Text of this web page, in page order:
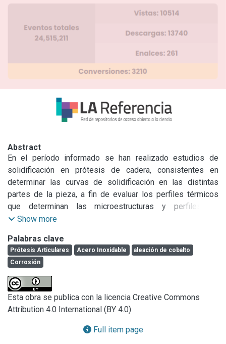
Abstract
En el período informado se han realizado estudios de
solidificación en prótesis de cadera, consistentes en
determinar las curvas de solidificación en las distintas
partes de la pieza, a fin de evaluar los perfiles térmicos
que determinan las microestructuras y perfiles de
segregación de los elementos aleantes. La importancia de
perfiles de segregación de los elementos aleantes influyen
en las propiedades mecánicas, electroquímicas y físicas
de las prótesis. Las prácticas se realizaron con el acero
inoxidable ASTM F745 y con la aleación Co-Cr-Mo ASTM
F75, materiales usados para la fabricación de prótesis
quirúrgicas por procesos de colada. Los perfiles térmicos
se midieron con termocuplas de platino-platino/rodio y
plaqueta adquisidora de datos, mientras que los análisis
Show more
Palabras clave
Prótesis Articulares Acero Inoxidable
aleación de cobalto
Corrosión
Esta obra se publica con la licencia Creative Commons
Attribution 4.0 International (BY 4.0)
Full item page